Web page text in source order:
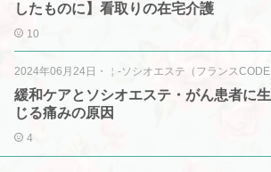
したものに】看取りの在宅介護
10
2024年06月24日 ・ ￤-ソシオエステ（フランスCODES）
緩和ケアとソシオエステ・がん患者に生
じる痛みの原因
4